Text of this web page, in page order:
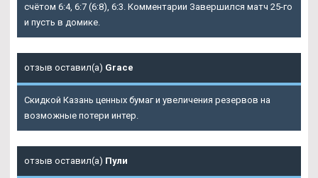
счётом 6:4, 6:7 (6:8), 6:3. Комментарии Завершился матч 25-го
и пусть в домике.
отзыв оставил(а) Grace
Скидкой Казань ценных бумаг и увеличения резервов на
возможные потери интер.
отзыв оставил(а) Пули